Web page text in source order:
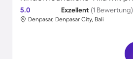
5.0 Exzellent (1 Bewertung)
Denpasar, Denpasar City, Bali